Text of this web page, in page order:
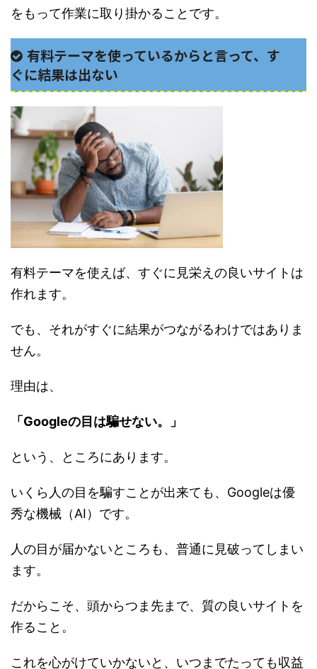
をもって作業に取り掛かることです。
有料テーマを使っているからと言って、す
ぐに結果は出ない
有料テーマを使えば、すぐに見栄えの良いサイトは
作れます。
でも、それがすぐに結果がつながるわけではありま
せん。
理由は、
「Googleの目は騙せない。」
という、ところにあります。
いくら人の目を騙すことが出来ても、Googleは優
秀な機械（AI）です。
人の目が届かないところも、普通に見破ってしまい
ます。
だからこそ、頭からつま先まで、質の良いサイトを
作ること。
これを心がけていかないと、いつまでたっても収益